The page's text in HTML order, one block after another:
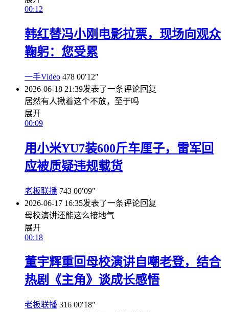
00:12
韩红替冯小刚电影拉票，现场向观众
鞠躬：您受累
一手Video 478 00′12″
2026-06-18 21:39发表了一条评论回复
居然有人揪着这个不放，至于吗
展开
00:09
用小米YU7装600斤车厘子，雷军回
应被质疑违规载货
老板联播 743 00′09″
2026-06-17 16:35发表了一条评论回复
母校演讲还能这么接地气
展开
00:18
董宇辉重回母校演讲自嘲老登，结合
热剧《主角》谈成长感悟
老板联播 316 00′18″